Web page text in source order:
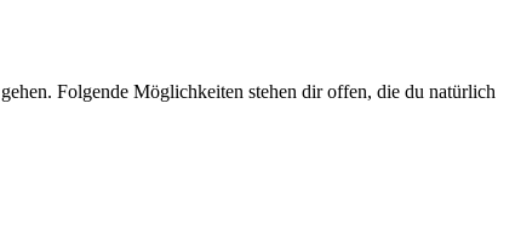
Folgende Möglichkeiten stehen dir offen, die du natürlich